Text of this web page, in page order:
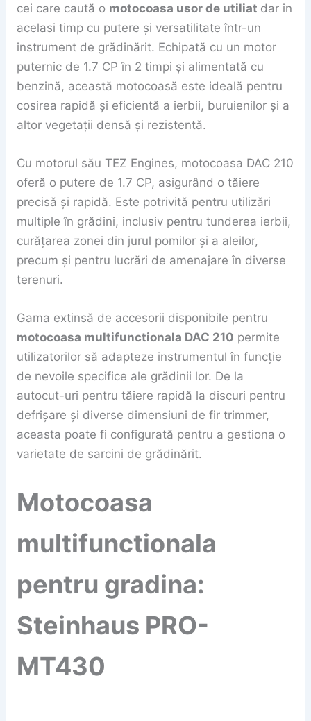
cei care caută o motocoasa usor de utiliat dar in
acelasi timp cu putere și versatilitate într-un
instrument de grădinărit. Echipată cu un motor
puternic de 1.7 CP în 2 timpi și alimentată cu
benzină, această motocoasă este ideală pentru
cosirea rapidă și eficientă a ierbii, buruienilor și a
altor vegetații densă și rezistentă.
Cu motorul său TEZ Engines, motocoasa DAC 210
oferă o putere de 1.7 CP, asigurând o tăiere
precisă și rapidă. Este potrivită pentru utilizări
multiple în grădini, inclusiv pentru tunderea ierbii,
curățarea zonei din jurul pomilor și a aleilor,
precum și pentru lucrări de amenajare în diverse
terenuri.
Gama extinsă de accesorii disponibile pentru
motocoasa multifunctionala DAC 210 permite
utilizatorilor să adapteze instrumentul în funcție
de nevoile specifice ale grădinii lor. De la
autocut-uri pentru tăiere rapidă la discuri pentru
defrișare și diverse dimensiuni de fir trimmer,
aceasta poate fi configurată pentru a gestiona o
varietate de sarcini de grădinărit.
Motocoasa
multifunctionala
pentru gradina:
Steinhaus PRO-
MT430